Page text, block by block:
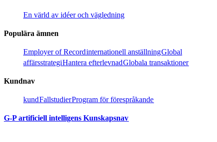
En värld av idéer och vägledning​​
Populära ämnen​​
Employer of Record​​internationell anställning​​Global
affärsstrategi​​Hantera efterlevnad​​Globala transaktioner​​
Kundnav​​
kund​​Fallstudier​​Program för förespråkande​​
G-P artificiell intelligens Kunskapsnav​​